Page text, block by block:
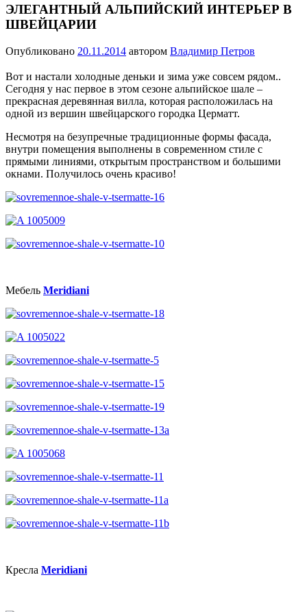
ЭЛЕГАНТНЫЙ АЛЬПИЙСКИЙ ИНТЕРЬЕР В
ШВЕЙЦАРИИ
Опубликовано 20.11.2014 автором Владимир Петров
Вот и настали холодные деньки и зима уже совсем рядом..
Cегодня у нас первое в этом сезоне альпийское шале –
прекрасная деревянная вилла, которая расположилась на
одной из вершин швейцарского городка Церматт.
Несмотря на безупречные традиционные формы фасада,
внутри помещения выполнены в современном стиле с
прямыми линиями, открытым пространством и большими
окнами. Получилось очень красиво!
Мебель Meridiani
Кресла Meridiani